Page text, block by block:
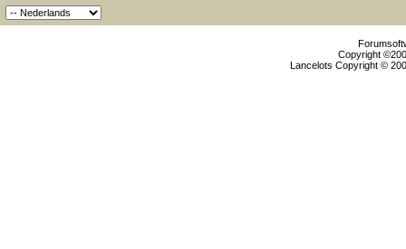
Copyright
Lancelots Copyright ©